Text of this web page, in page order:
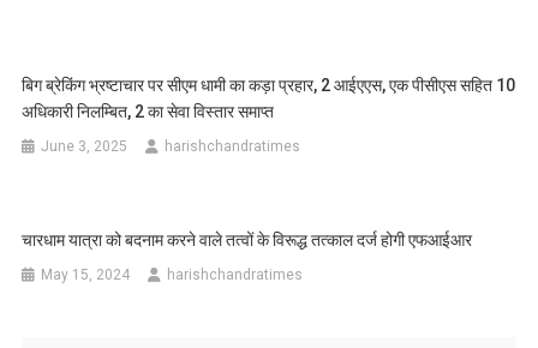
बिग ब्रेकिंग भ्रष्टाचार पर सीएम धामी का कड़ा प्रहार, 2 आईएएस, एक पीसीएस सहित 10
अधिकारी निलम्बित, 2 का सेवा विस्तार समाप्त
June 3, 2025 harishchandratimes
चारधाम यात्रा को बदनाम करने वाले तत्वों के विरूद्ध तत्काल दर्ज होगी एफआईआर
May 15, 2024 harishchandratimes